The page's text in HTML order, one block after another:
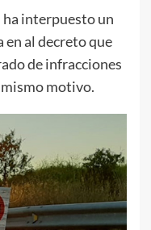
ha interpuesto un
al decreto que
de infracciones
motivo.